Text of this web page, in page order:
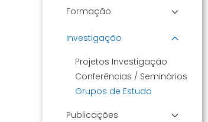
Formação
Investigação
Projetos Investigação
Conferências / Seminários
Grupos de Estudo
Publicações